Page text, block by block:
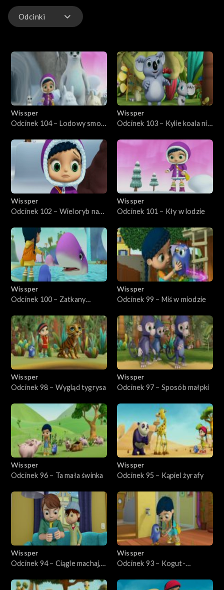
Odcinki
Wissper
Odcinek 104 – Lodowy smok
Wissper
Odcinek 103 – Kylie koala nie
Wissper
Odcinek 102 – Wieloryb na
Wissper
Odcinek 101 – Kły w lodzie
Wissper
Odcinek 100 – Zatkany
Wissper
Odcinek 99 – Miś w miodzie
Wissper
Odcinek 98 – Wygląd tygrysa
Wissper
Odcinek 97 – Sposób małpki
Wissper
Odcinek 96 – Ta mała świnka
Wissper
Odcinek 95 – Kąpiel żyrafy
Wissper
Odcinek 94 – Ciągle machaj,
Wissper
Odcinek 93 – Kogut-